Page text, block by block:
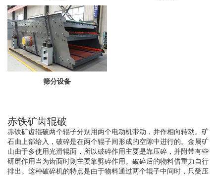
筛分设备
赤铁矿齿辊破
赤铁矿齿辊破两个辊子分别用两个电动机带动，并作相向转动。矿
石由上部给入，破碎是在两个辊子间形成的空隙中进行的。金属矿
山由于多使用光滑辊面，所以破碎作用主要是靠压碎，并附带有些
研磨作用当为齿面时则主要靠劈碎作用。破碎后的物料借重力自行
排出。这种破碎机的特点是由于物料通过两个辊子中间时，只受压